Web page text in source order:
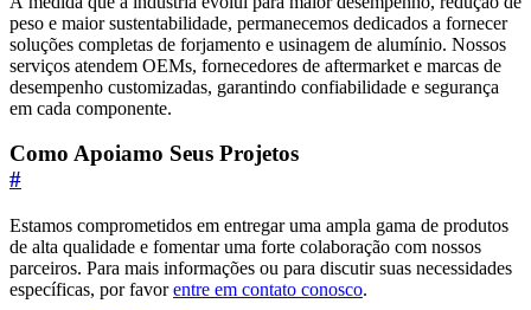
peso e maior sustentabilidade, permanecemos dedicados a fornecer
soluções completas de forjamento e usinagem de alumínio. Nossos
serviços atendem OEMs, fornecedores de aftermarket e marcas de
desempenho customizadas, garantindo confiabilidade e segurança
em cada componente.
Como Apoiamo Seus Projetos
#
Estamos comprometidos em entregar uma ampla gama de produtos
de alta qualidade e fomentar uma forte colaboração com nossos
parceiros. Para mais informações ou para discutir suas necessidades
específicas, por favorentre em contato conosco.